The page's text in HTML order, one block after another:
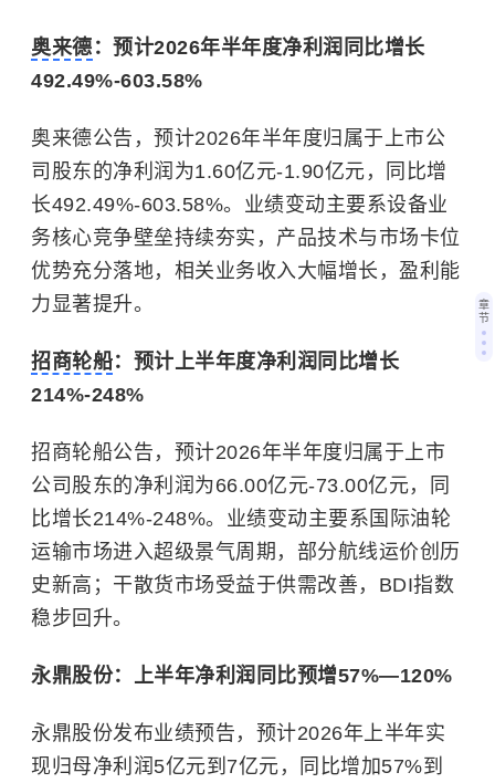
奥来德 ：预计2026年半年度净利润同比增长
492.49%-603.58%
奥来德公告，预计2026年半年度归属于上市公
司股东的净利润为1.60亿元-1.90亿元，同比增
长492.49%-603.58%。业绩变动主要系设备业
务核心竞争壁垒持续夯实，产品技术与市场卡位
优势充分落地，相关业务收入大幅增长，盈利能
力显著提升。
招商轮船：预计上半年度净利润同比增长
214%-248%
招商轮船公告，预计2026年半年度归属于上市
公司股东的净利润为66.00亿元-73.00亿元，同
比增长214%-248%。业绩变动主要系国际油轮
运输市场进入超级景气周期，部分航线运价创历
史新高；干散货市场受益于供需改善，BDI指数
稳步回升。
永鼎股份：上半年净利润同比预增57%—120%
永鼎股份发布业绩预告，预计2026年上半年实
现归母净利润5亿元到7亿元，同比增加57%到
章
节